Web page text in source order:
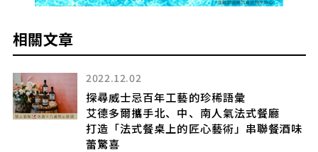
相關文章
2022.12.02
探尋威士忌百年工藝的珍稀語彙
艾德多爾攜手北、中、南人氣法式餐廳
打造「法式餐桌上的匠心藝術」串聯餐酒味
蕾驚喜